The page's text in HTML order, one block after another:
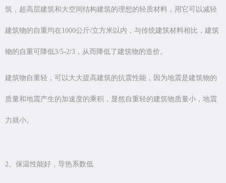
筑，超高层建筑和大空间结构建筑的理想的轻质材料，用它可以减轻
建筑物的自重均在1000公斤/立方米以内，与传统建筑材料相比，建筑
物的自重可降低3/5-2/3，从而降低了建筑物的造价。
建筑物自重轻，可以大大提高建筑的抗震性能，因为地震是建筑物的
质量和地震产生的加速度的乘积，显然自重轻的建筑物质量小，地震
力就小。
2、保温性能好，导热系数低